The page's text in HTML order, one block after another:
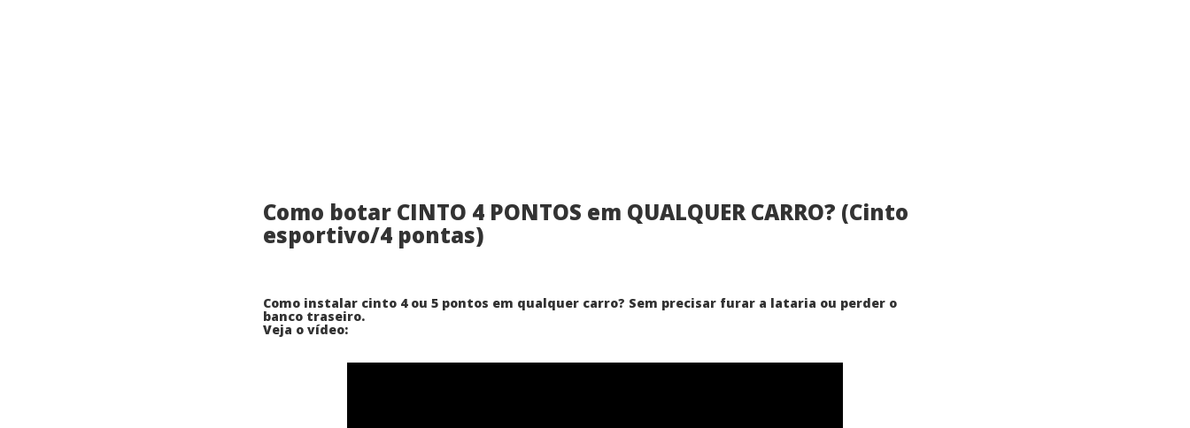
Como botar CINTO 4 PONTOS em QUALQUER CARRO? (Cinto
esportivo/4 pontas)
Como instalar cinto 4 ou 5 pontos em qualquer carro? Sem precisar furar a lataria ou perder o
banco traseiro.
Veja o vídeo: